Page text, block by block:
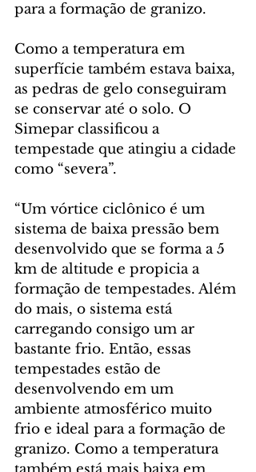
para a formação de granizo.
Como a temperatura em
superfície também estava baixa,
as pedras de gelo conseguiram
se conservar até o solo. O
Simepar classificou a
tempestade que atingiu a cidade
como “severa”.
“Um vórtice ciclônico é um
sistema de baixa pressão bem
desenvolvido que se forma a 5
km de altitude e propicia a
formação de tempestades. Além
do mais, o sistema está
carregando consigo um ar
bastante frio. Então, essas
tempestades estão de
desenvolvendo em um
ambiente atmosférico muito
frio e ideal para a formação de
granizo. Como a temperatura